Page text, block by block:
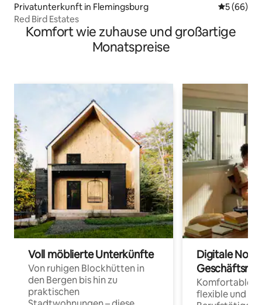
Privatunterkunft in Flemingsburg
5 (66)
Red Bird Estates
Komfort wie zuhause und großartige
Monatspreise
Voll möblierte Unterkünfte
Von ruhigen Blockhütten in
den Bergen bis hin zu
praktischen
Digitale
Komfortable
flexible und